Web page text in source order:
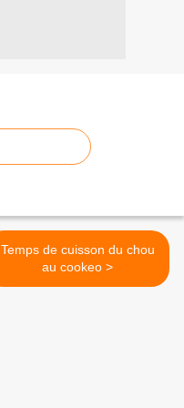
Temps de cuisson du chou
au cookeo >